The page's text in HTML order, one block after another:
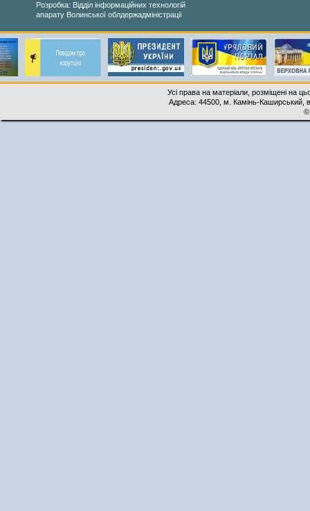
Розробка: Відділ інформаційних технологій
апарату Волинської облдержадміністрації
Усі права на матеріали, розміщені на
Адреса: 44500, м. Камінь-Каширський,
©